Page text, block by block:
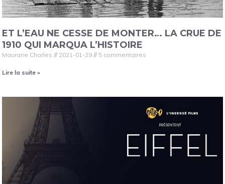
ET L’EAU NE CESSE DE MONTER… LA CRUE DE
1910 QUI MARQUA L’HISTOIRE
Maurane Charles 2021-01-29 5 commentaires
Lire la suite »